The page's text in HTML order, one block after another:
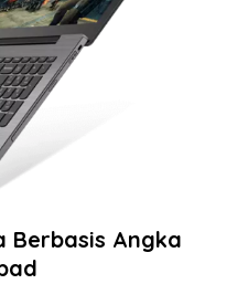
Berbasis Angka